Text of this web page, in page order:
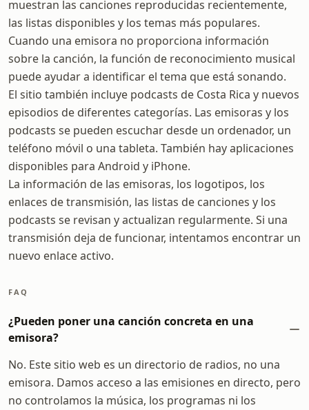
muestran las canciones reproducidas recientemente,
las listas disponibles y los temas más populares.
Cuando una emisora no proporciona información
sobre la canción, la función de reconocimiento musical
puede ayudar a identificar el tema que está sonando.
El sitio también incluye podcasts de Costa Rica y nuevos
episodios de diferentes categorías. Las emisoras y los
podcasts se pueden escuchar desde un ordenador, un
teléfono móvil o una tableta. También hay aplicaciones
disponibles para Android y iPhone.
La información de las emisoras, los logotipos, los
enlaces de transmisión, las listas de canciones y los
podcasts se revisan y actualizan regularmente. Si una
transmisión deja de funcionar, intentamos encontrar un
nuevo enlace activo.
FAQ
¿Pueden poner una canción concreta en una
emisora?
No. Este sitio web es un directorio de radios, no una
emisora. Damos acceso a las emisiones en directo, pero
no controlamos la música, los programas ni los